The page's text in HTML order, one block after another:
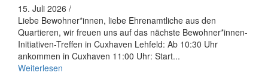
15. Juli 2026 /
Liebe Bewohner*innen, liebe Ehrenamtliche aus den
Quartieren, wir freuen uns auf das nächste Bewohner*innen-
Initiativen-Treffen in Cuxhaven Lehfeld: Ab 10:30 Uhr
ankommen in Cuxhaven 11:00 Uhr: Start...
Weiterlesen